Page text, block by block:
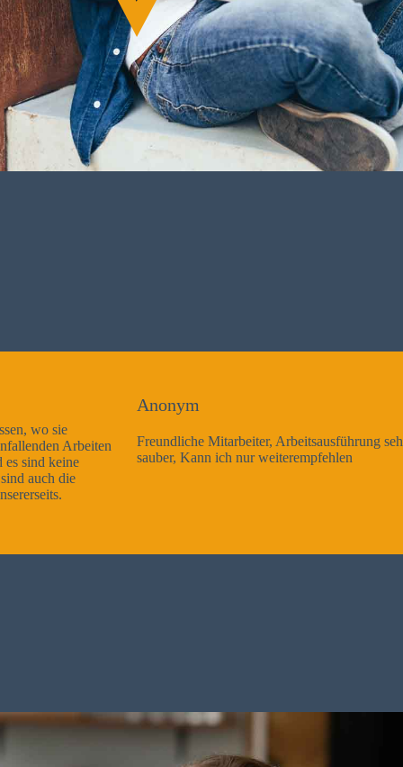
Freundliche Mitarbeiter, Arbeitsausführung sehr gut und sehr
sauber, Kann ich nur weiterempfehlen